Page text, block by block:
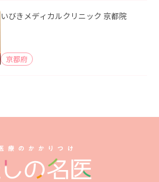
いびきメディカルクリニック 京都院
京都府